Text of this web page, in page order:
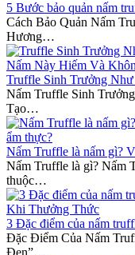
5 Bước bảo quản nấm
Cách Bảo Quản Nấm
Hương…
Truffle Sinh Trưởng
Nấm Truffle Sinh
Tạo…
Nấm Truffle là nấm gì?
Nấm Truffle là gì? Nấm
thuộc…
3 Đặc điểm của nấm
Đặc Điểm Của Nấm